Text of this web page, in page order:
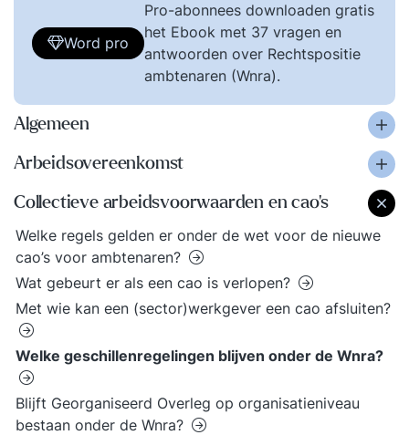
Word pro
Pro-abonnees downloaden gratis
het Ebook met 37 vragen en
antwoorden over Rechtspositie
ambtenaren (Wnra).
Algemeen
Arbeidsovereenkomst
Collectieve arbeidsvoorwaarden en cao's
Welke regels gelden er onder de wet voor de nieuwe
cao’s voor ambtenaren?
Wat gebeurt er als een cao is verlopen?
Met wie kan een (sector)werkgever een cao afsluiten?
Welke geschillenregelingen blijven onder de Wnra?
Blijft Georganiseerd Overleg op organisatieniveau
bestaan onder de Wnra?